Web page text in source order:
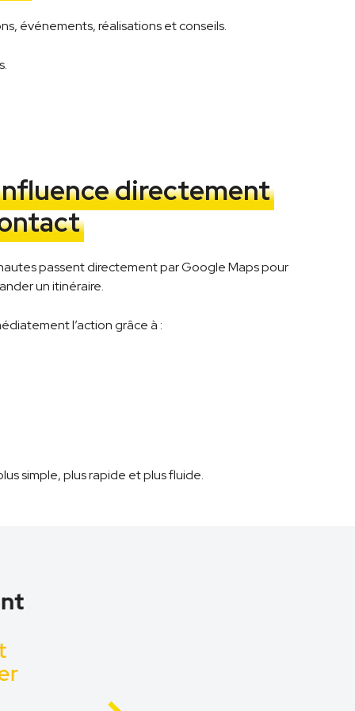
événements, réalisations et conseils.
directement
passent directement par Google Maps pour
un itinéraire.
l’action grâce à :
simple, plus rapide et plus fluide.